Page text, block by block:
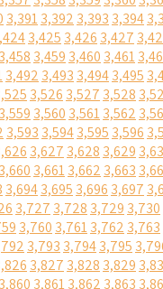
3,3913,392 3,393 3,394
3,425 3,426 3,427
3,458 3,459 3,460 3,461
3,492 3,493 3,4943,495
3,526 3,527 3,528
3,559 3,560 3,5613,562
3,593 3,5943,595 3,596
3,627 3,628 3,629
3,660 3,6613,662 3,663
3,6943,695 3,696 3,697
3,727 3,728 3,729 3,730
3,760 3,7613,762 3,763
3,793 3,7943,795
3,827 3,828 3,829
3,860 3,8613,862 3,863